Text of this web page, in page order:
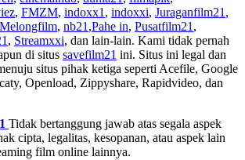
, FMZM, indoxx1 , indoxxi, Juraganfilm21 ,
Melongfilm, nb21 ,Pahe in, Pusatfilm21 ,
, Streamxxi, dan lain-lain. Kami tidak pernah
di situs savefilm21 ini. Situs ini legal dan
situs pihak ketiga seperti Acefile, Google
Openload, Zippyshare, Rapidvideo, dan
Tidak bertanggung jawab atas segala aspek
cipta, legalitas, kesopanan, atau aspek lain
film online lainnya.